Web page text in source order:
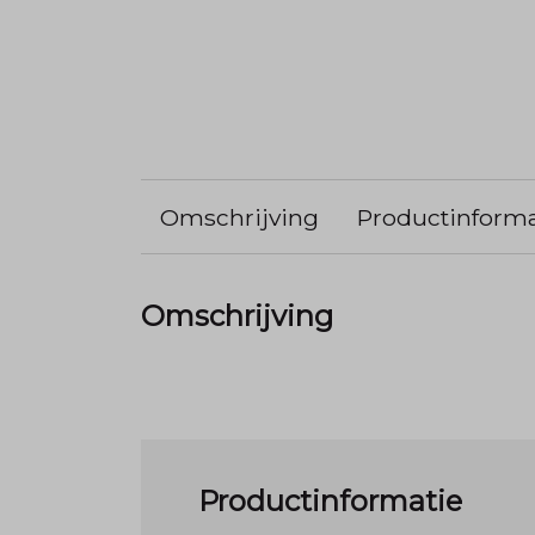
Omschrijving
Omschrijving
Productinformatie